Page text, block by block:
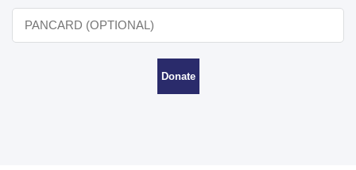
Donate